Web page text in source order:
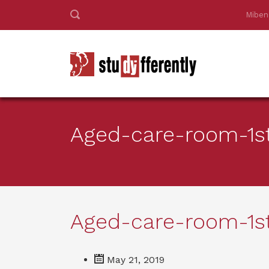
Aged-care-room-
Aged-care-room-
May 21, 2019